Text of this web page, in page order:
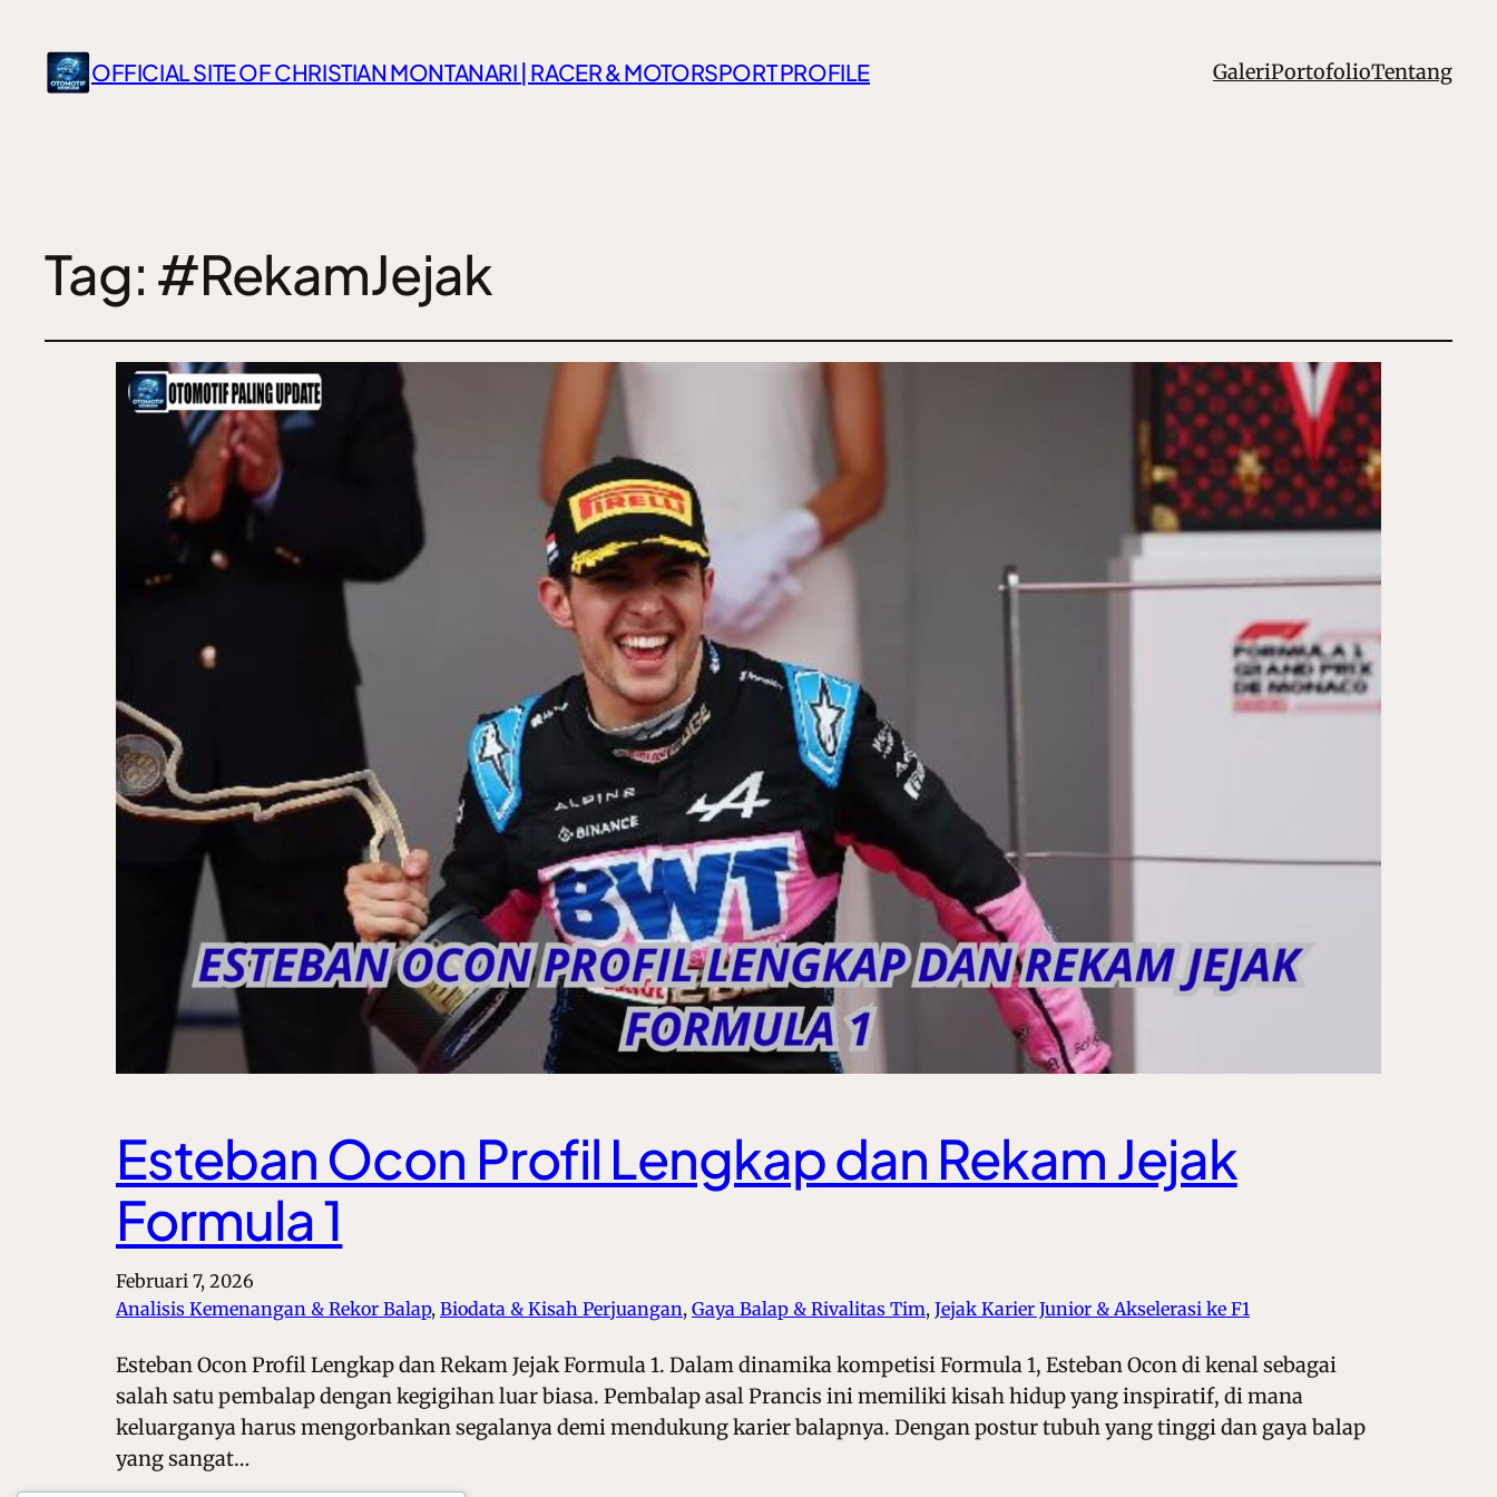
OFFICIAL SITE OF CHRISTIAN MONTANARI | RACER & MOTORSPORT PROFILE GaleriPortofolioTentang
Tag: #RekamJejak
Esteban Ocon Profil Lengkap dan Rekam Jejak
Formula 1
Februari 7, 2026
Analisis Kemenangan & Rekor Balap, Biodata & Kisah Perjuangan, Gaya Balap & Rivalitas Tim, Jejak Karier Junior & Akselerasi ke F1
Esteban Ocon Profil Lengkap dan Rekam Jejak Formula 1. Dalam dinamika kompetisi Formula 1, Esteban Ocon di kenal sebagai
salah satu pembalap dengan kegigihan luar biasa. Pembalap asal Prancis ini memiliki kisah hidup yang inspiratif, di mana
keluarganya harus mengorbankan segalanya demi mendukung karier balapnya. Dengan postur tubuh yang tinggi dan gaya balap
yang sangat…